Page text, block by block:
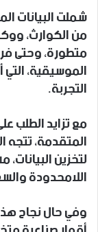
شملت البيانات
من الكوارث،
الموسيقية،
التجربة.
مع تزايد الطلب
المتقدمة، تتجه
لتخزين
اللامحدودة
وفي حال نجاح